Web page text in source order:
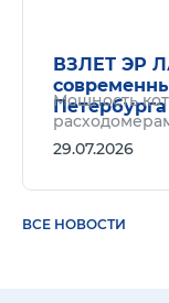
ВЗЛЕТ ЭР
Петербурга
Мощность
29.07.2026
ВСЕ НОВОСТИ